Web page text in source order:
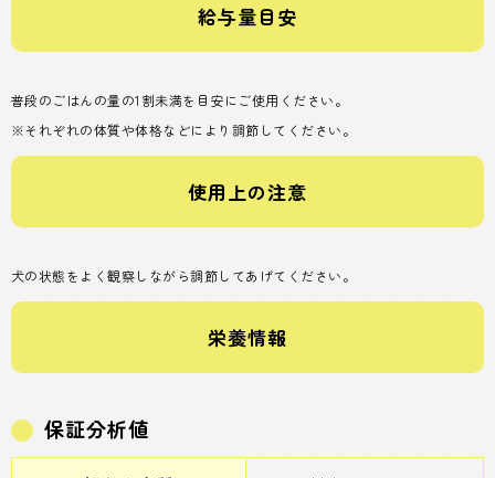
給与量目安
普段のごはんの量の1割未満を目安にご使用ください。
※それぞれの体質や体格などにより調節してください。
使用上の注意
犬の状態をよく観察しながら調節してあげてください。
栄養情報
保証分析値